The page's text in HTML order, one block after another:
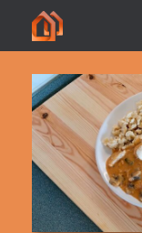
content